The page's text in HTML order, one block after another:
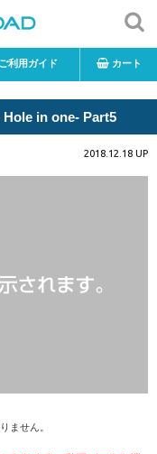
ご利用ガイド カート
Hole in one- Part5
2018.12.18 UP
ません。